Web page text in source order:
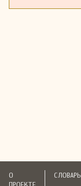
О
СЛОВАРЬ